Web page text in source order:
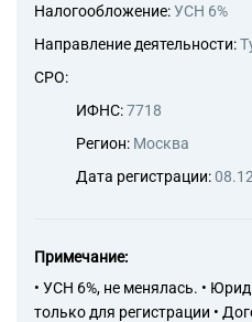
Налогообложение:УСН 6%
Направление деятельности:
СРО:
ИФНС:7718
Регион: Москва
Дата регистрации:
Примечание:
• УСН 6%, не менялась. •
только для регистрации •